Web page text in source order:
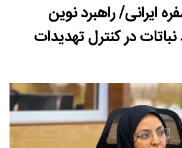
ایرانی/ راهبرد نوین
در کنترل تهدیدات